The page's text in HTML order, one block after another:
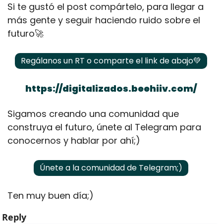
Si te gustó el post compártelo, para llegar a
más gente y seguir haciendo ruido sobre el
futuro🚀
Regálanos un RT o comparte el link de abajo💚
https://digitalizados.beehiiv.com/
Sigamos creando una comunidad que
construya el futuro, únete al Telegram para
conocernos y hablar por ahí;)
Únete a la comunidad de Telegram;)
Ten muy buen día;)
Reply